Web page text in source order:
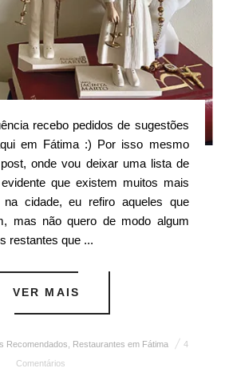
recebo pedidos de sugestões
em Fátima :) Por isso mesmo
onde vou deixar uma lista de
que existem muitos mais
na cidade, eu refiro aqueles que
mas não quero de modo algum
restantes que ...
VER MAIS
Recomendados Restaurantes em Fátima
4
Comentários